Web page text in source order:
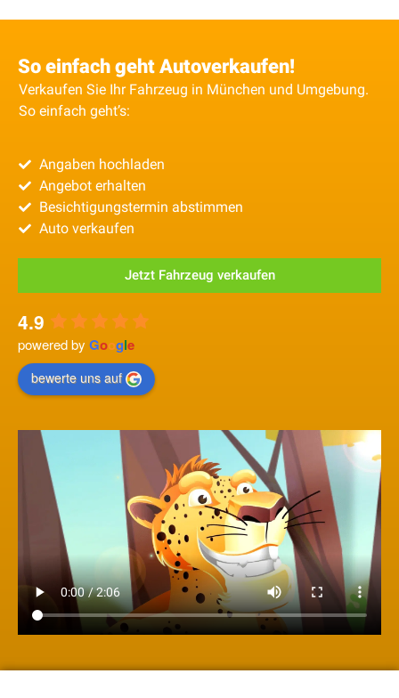
So einfach geht Autoverkaufen!
Verkaufen Sie Ihr Fahrzeug in München und Umgebung.
So einfach geht’s:
Angaben hochladen
Angebot erhalten
Besichtigungstermin abstimmen
Auto verkaufen
Jetzt Fahrzeug verkaufen
4.9
powered by Google
bewerte uns auf